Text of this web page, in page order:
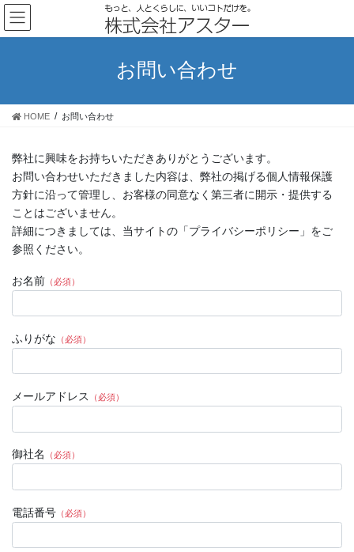
コ
ン
テ
ス
ナ
ビ
ゲ
ン
お問い合わせ
HOME お問い合わせ
弊社に興味をお持ちいただきありがとうございます。
お問い合わせいただきました内容は、弊社の掲げる個人情報保護
方針に沿って管理し、お客様の同意なく第三者に開示・提供する
ことはございません。
詳細につきましては、当サイトの「プライバシーポリシー」をご
参照ください。
お名前 （必須）
ふりがな （必須）
メールアドレス （必須）
御社名 （必須）
電話番号 （必須）